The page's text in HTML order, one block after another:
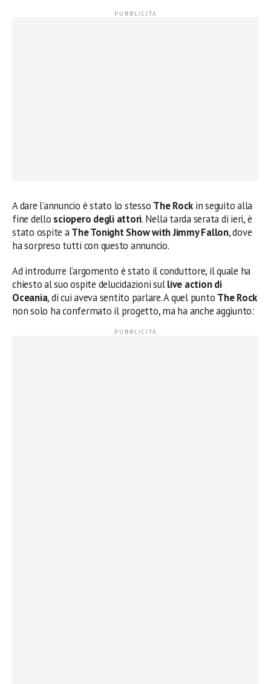
A dare l’annuncio è stato lo stesso The Rock in seguito alla
fine dello sciopero degli attori. Nella tarda serata di ieri, è
stato ospite aThe Tonight Show with Jimmy Fallon, dove
ha sorpreso tutti con questo annuncio.
Ad introdurre l’argomento è stato il conduttore, il quale ha
chiesto al suo ospite delucidazioni sullive action di
Oceania, di cui aveva sentito parlare. A quel punto The Rock
non solo ha confermato il progetto, ma ha anche aggiunto: